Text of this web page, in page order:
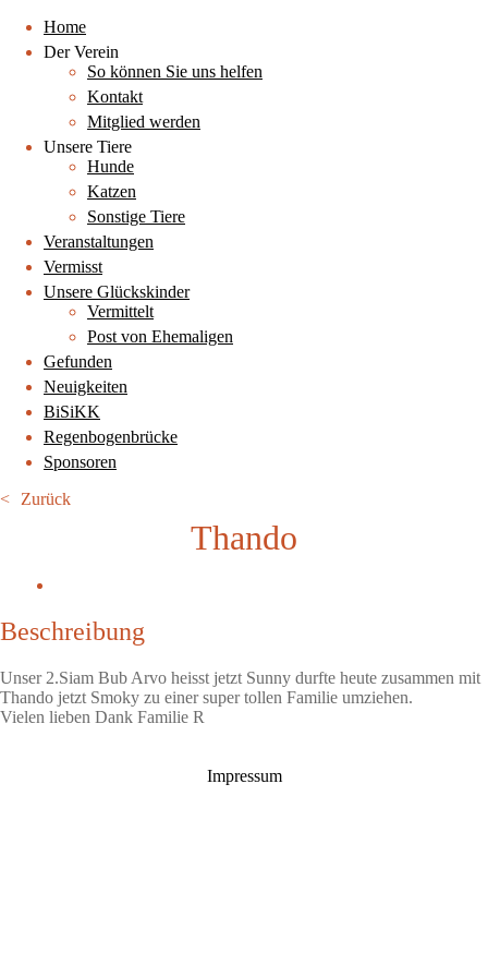
Home
Der Verein
So können Sie uns helfen
Kontakt
Mitglied werden
Unsere Tiere
Hunde
Katzen
Sonstige Tiere
Veranstaltungen
Vermisst
Unsere Glückskinder
Vermittelt
Post von Ehemaligen
Gefunden
Neuigkeiten
BiSiKK
Regenbogenbrücke
Sponsoren
Zurück
Thando
Beschreibung
Unser 2.Siam Bub Arvo heisst jetzt Sunny durfte heute zusammen mit
Thando jetzt Smoky zu einer super tollen Familie umziehen.
Vielen lieben Dank Familie R
Impressum